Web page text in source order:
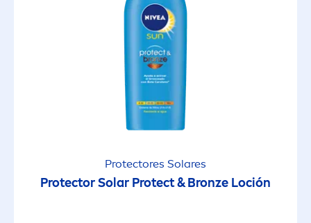
Protectores Solares
Protector Solar Protect&Bronze Loción